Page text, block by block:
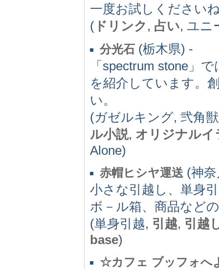
一度お試しください
( ドリンク , 占い, ユニ
分光石 (栃木県) -
「spectrum stone」
を紹介しています。
い。
(ガゼルキング, 弐角
ル小説, オリジナルイ
Alone)
赤帽ヒシヤ運送 (神
小さな引越し、単身
ボ－ル箱、商品など
(単身引越, 引越, 引越
base)
☆カフェ ブッフォへ